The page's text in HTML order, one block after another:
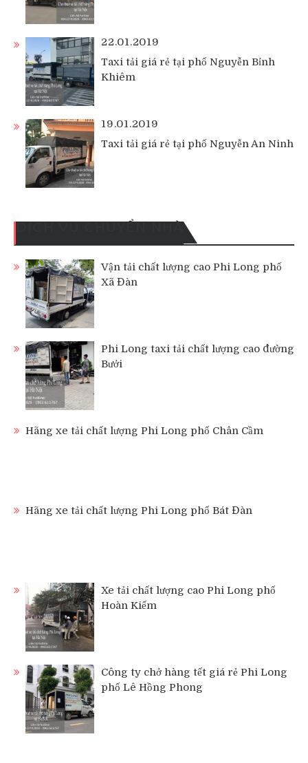
22.01.2019
Taxi tải giá rẻ tại phố Nguyễn Bỉnh
Khiêm
19.01.2019
Taxi tải giá rẻ tại phố Nguyễn An Ninh
DỊCH VỤ CHUYỂN NHÀ
Vận tải chất lượng cao Phi Long phố
Xã Đàn
Phi Long taxi tải chất lượng cao đường
Bưởi
Hãng xe tải chất lượng Phi Long phố Chân Cầm
Hãng xe tải chất lượng Phi Long phố Bát Đàn
Xe tải chất lượng cao Phi Long phố
Hoàn Kiếm
Công ty chở hàng tết giá rẻ Phi Long
phố Lê Hồng Phong